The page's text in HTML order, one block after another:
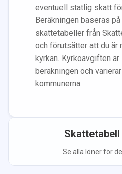
eventuell statlig skatt
Beräkningen baseras
skattetabeller från
och förutsätter att du är
kyrkan. Kyrkoavgiften är
beräkningen och
kommunerna.
Skattetabell
Se alla löner för